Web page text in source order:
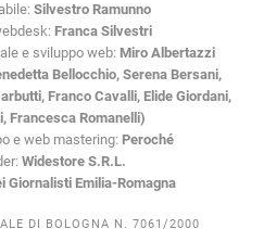
Silvestro Ramunno
Franca Silvestri
e sviluppo web: Miro Albertazzi
Bellocchio, Serena Bersani,
Franco Cavalli, Elide Giordani,
Francesca Romanelli)
e web mastering: Peroché
Widestore S.R.L.
Giornalisti Emilia-Romagna
DI BOLOGNA N. 7061/2000